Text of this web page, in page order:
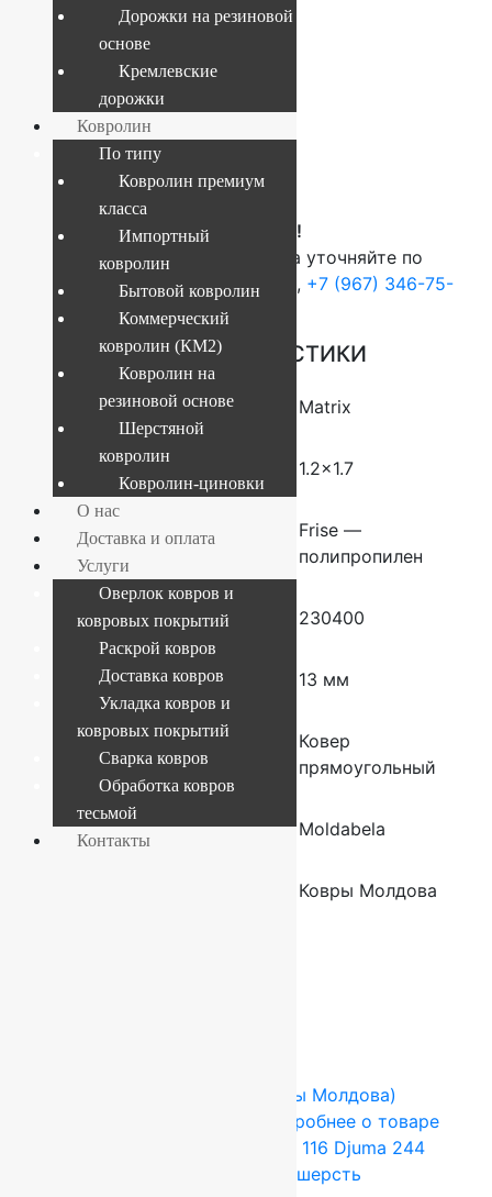
Текущий размер:1.2x1.7 м
Артикул:4841227847957
ВНИМАНИЕ!
О наличие и стоимости товара уточняйте по
телефонам:+7 (812) 377-09-32 , +7 (967) 346-75-
ОСНОВНЫЕ ХАРАКТЕРИСТИКИ
Коллекция Matrix
Размер (м) 1.2×1.7
Состав
Frise —
полипропилен
Плотность 230400
Высота ворса 13 мм
Форма
Ковер
прямоугольный
Производитель Moldabela
Ковры Молдова
FLOARE-CARPET (Ковры Молдова)
Подробнее о товаре
Ковер шерстяной Прямой 116 Djuma 244
2,50×3,50 м, 100% шерсть
Дорожки на резиновой
основе
Кремлевские
дорожки
Ковролин
По типу
Ковролин премиум
класса
Импортный
ковролин
Бытовой ковролин
Коммерческий
ковролин (КМ2)
Ковролин на
резиновой основе
Шерстяной
ковролин
Ковролин-циновки
О нас
Доставка и оплата
Услуги
Оверлок ковров и
ковровых покрытий
Раскрой ковров
Доставка ковров
Укладка ковров и
ковровых покрытий
Сварка ковров
Обработка ковров
тесьмой
Контакты